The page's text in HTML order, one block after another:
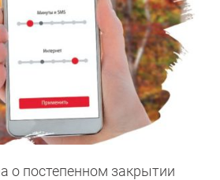
о постепенном закрытии